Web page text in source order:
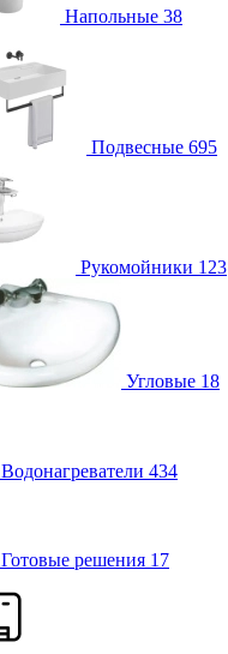
Напольные 38
Подвесные 695
Рукомойники 123
Угловые 18
Водонагреватели 434
Готовые решения 17